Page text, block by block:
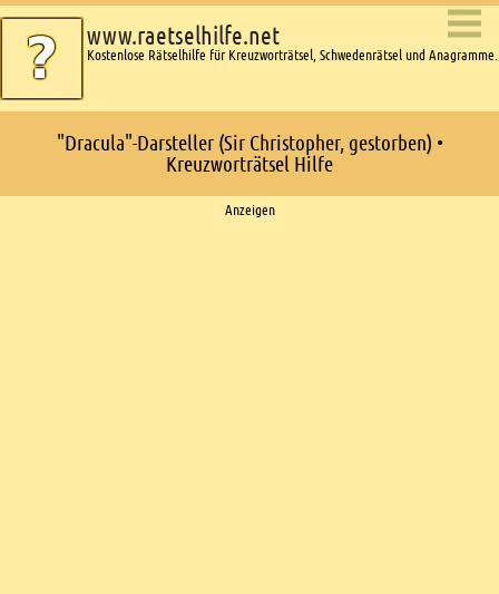
www.raetselhilfe.net
Kostenlose Rätselhilfe für Kreuzworträtsel, Schwedenrätsel und Anagramme.
"Dracula"-Darsteller (Sir Christopher, gestorben) •
Kreuzworträtsel Hilfe
Anzeigen